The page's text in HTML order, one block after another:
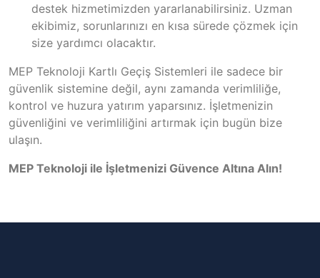
destek hizmetimizden yararlanabilirsiniz. Uzman
ekibimiz, sorunlarınızı en kısa sürede çözmek için
size yardımcı olacaktır.
MEP Teknoloji Kartlı Geçiş Sistemleri ile sadece bir
güvenlik sistemine değil, aynı zamanda verimliliğe,
kontrol ve huzura yatırım yaparsınız. İşletmenizin
güvenliğini ve verimliliğini artırmak için bugün bize
ulaşın.
MEP Teknoloji ile İşletmenizi Güvence Altına Alın!